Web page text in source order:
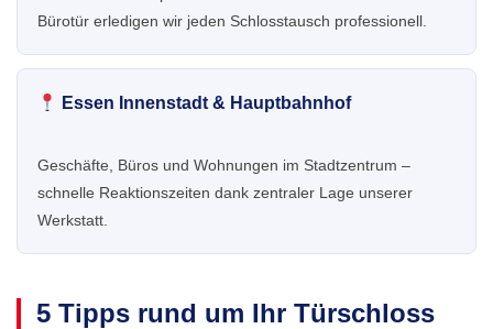
Bürotür erledigen wir jeden Schlosstausch professionell.
Essen Innenstadt & Hauptbahnhof
Geschäfte, Büros und Wohnungen im Stadtzentrum –
schnelle Reaktionszeiten dank zentraler Lage unserer
Werkstatt.
5 Tipps rund um Ihr Türschloss